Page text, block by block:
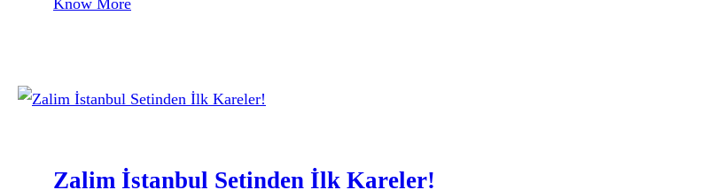
Know More
Zalim İstanbul Setinden İlk Kareler!